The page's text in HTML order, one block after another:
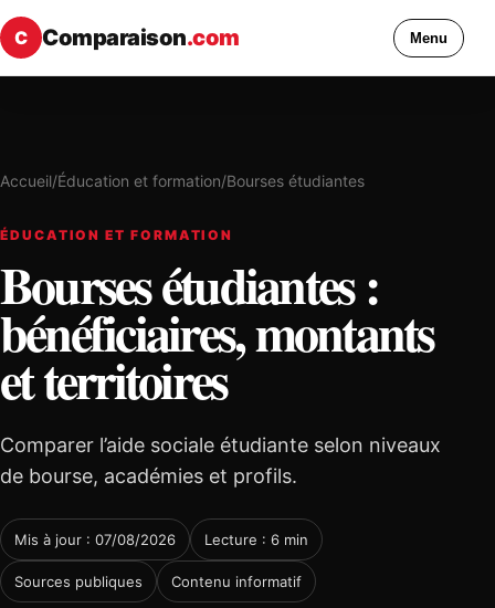
C Comparaison.com Menu
Accueil/Éducation et formation/Bourses étudiantes
ÉDUCATION ET FORMATION
Bourses étudiantes :
bénéficiaires, montants
et territoires
Comparer l’aide sociale étudiante selon niveaux
de bourse, académies et profils.
Mis à jour : 07/08/2026 Lecture : 6 min
Sources publiques Contenu informatif